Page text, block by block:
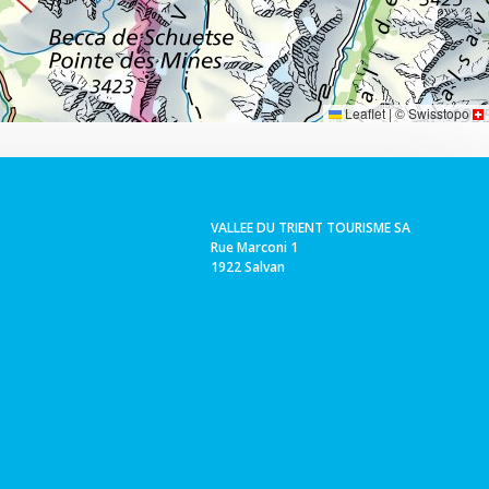
Leaflet|©Swisstopo
VALLEE DU TRIENT TOURISME SA
Rue Marconi 1
1922 Salvan